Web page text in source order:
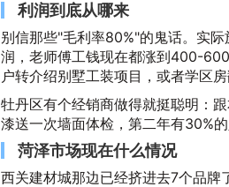
利润到底从哪来
别信那些"毛利率80%"的鬼话。实
润，老师傅工钱现在都涨到400-
户转介绍别墅工装项目，或者学区房
牡丹区有个经销商做得就挺聪明：
漆送一次墙面体检，第二年有30%的
菏泽市场现在什么情况
西关建材城那边已经挤进去7个品牌